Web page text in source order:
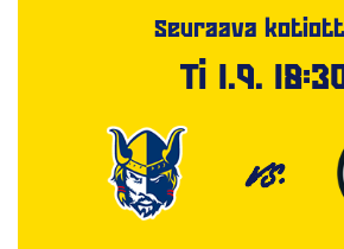
Seuraava
Ti 1.9.
VS.